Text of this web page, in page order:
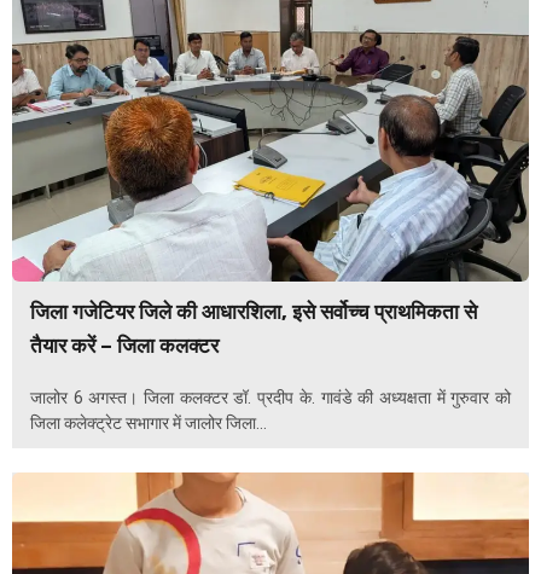
जिला गजेटियर जिले की आधारशिला, इसे सर्वोच्च प्राथमिकता से
तैयार करें – जिला कलक्टर
जालोर 6 अगस्त। जिला कलक्टर डॉ. प्रदीप के. गावंडे की अध्यक्षता में गुरुवार को
जिला कलेक्ट्रेट सभागार में जालोर जिला...